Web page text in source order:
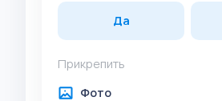
Да
Прикрепить
Фото